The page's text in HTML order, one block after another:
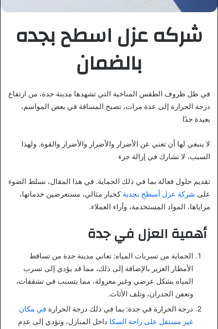
شركه عزل اسطح بجده
بالضمان
في ظل ظروف الطقس المناخية التي تشهدها مدينة جدة، من ارتفاع
درجة الحرارة إلى عدة مرات، تصبح المسافة في بعض المواسم،
بعيدة جدًا
لا ينبغي لها أن تغني عن الأضرار والأضرار والأضرار والقوة. ولهذا
السبب، لا تشارك في إزالة جزء
تقديم حلول فعالة بما في ذلك الحماية. في هذا المقال، نسلط الضوء
على شركة عزل أسطح بجدية كخيار مثالي، مستعرضين خدماتها،
مزاياها، المواد المستخدمة، وآراء العملاء.
أهمية العزل في جدة
الحماية من تسربات المياه: تعاني مدينة جدة من تساقط
الأمطار الغزير بالإضافة إلى ذلك، مما قد يؤدي إلى تسرب
المياه بشكل عرضي وغير معزولة، مما يتسبب في تشققات،
وتعفن الجدران، وتلف الأثاث.
درجة الحرارة في جدة: بما في ذلك درجة الحرارة في مكان
غير مستقل على راحة السكا داخل المنازل، وتؤدي إلى عدم